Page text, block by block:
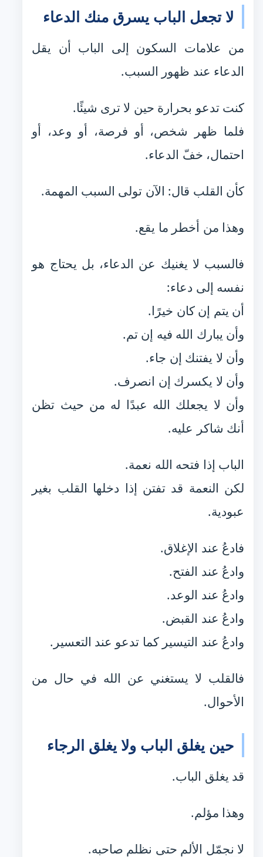
لا تجعل الباب يسرق منك الدعاء
من علامات السكون إلى الباب أن يقل
الدعاء عند ظهور السبب.
كنت تدعو بحرارة حين لا ترى شيئًا.
فلما ظهر شخص، أو فرصة، أو وعد، أو
احتمال، خفّ الدعاء.
كأن القلب قال: الآن تولى السبب المهمة.
وهذا من أخطر ما يقع.
فالسبب لا يغنيك عن الدعاء، بل يحتاج هو
نفسه إلى دعاء:
أن يتم إن كان خيرًا.
وأن يبارك الله فيه إن تم.
وأن لا يفتنك إن جاء.
وأن لا يكسرك إن انصرف.
وأن لا يجعلك الله عبدًا له من حيث تظن
أنك شاكر عليه.
الباب إذا فتحه الله نعمة.
لكن النعمة قد تفتن إذا دخلها القلب بغير
عبودية.
فادعُ عند الإغلاق.
وادعُ عند الفتح.
وادعُ عند الوعد.
وادعُ عند القبض.
وادعُ عند التيسير كما تدعو عند التعسير.
فالقلب لا يستغني عن الله في حال من
الأحوال.
حين يغلق الباب ولا يغلق الرجاء
قد يغلق الباب.
وهذا مؤلم.
لا نجمّل الألم حتى نظلم صاحبه.